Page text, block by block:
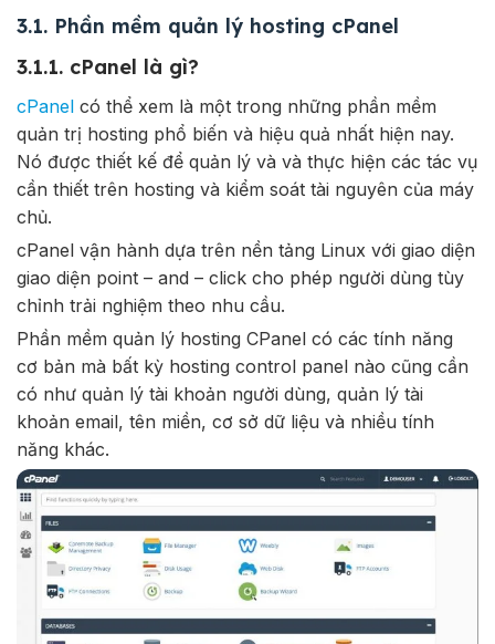
3.1. Phần mềm quản lý hosting cPanel
3.1.1. cPanel là gì?
cPanel có thể xem là một trong những phần mềm
quản trị hosting phổ biến và hiệu quả nhất hiện nay.
Nó được thiết kế để quản lý và và thực hiện các tác vụ
cần thiết trên hosting và kiểm soát tài nguyên của máy
chủ.
cPanel vận hành dựa trên nền tảng Linux với giao diện
giao diện point – and – click cho phép người dùng tùy
chỉnh trải nghiệm theo nhu cầu.
Phần mềm quản lý hosting CPanel có các tính năng
cơ bản mà bất kỳ hosting control panel nào cũng cần
có như quản lý tài khoản người dùng, quản lý tài
khoản email, tên miền, cơ sở dữ liệu và nhiều tính
năng khác.